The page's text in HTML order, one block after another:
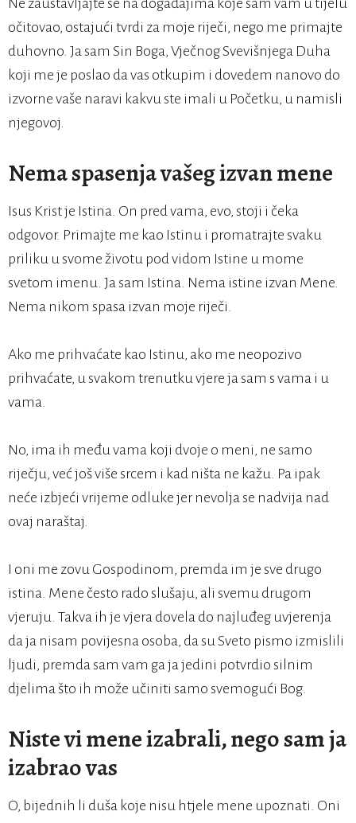
Ne zaustavljajte se na događajima koje sam vam u tijelu
očitovao, ostajući tvrdi za moje riječi, nego me primajte
duhovno. Ja sam Sin Boga, Vječnog Svevišnjega Duha
koji me je poslao da vas otkupim i dovedem nanovo do
izvorne vaše naravi kakvu ste imali u Početku, u namisli
njegovoj.
Nema spasenja vašeg izvan mene
Isus Krist je Istina. On pred vama, evo, stoji i čeka
odgovor. Primajte me kao Istinu i promatrajte svaku
priliku u svome životu pod vidom Istine u mome
svetom imenu. Ja sam Istina. Nema istine izvan Mene.
Nema nikom spasa izvan moje riječi.
Ako me prihvaćate kao Istinu, ako me neopozivo
prihvaćate, u svakom trenutku vjere ja sam s vama i u
vama.
No, ima ih među vama koji dvoje o meni, ne samo
riječju, već još više srcem i kad ništa ne kažu. Pa ipak
neće izbjeći vrijeme odluke jer nevolja se nadvija nad
ovaj naraštaj.
I oni me zovu Gospodinom, premda im je sve drugo
istina. Mene često rado slušaju, ali svemu drugom
vjeruju. Takva ih je vjera dovela do najluđeg uvjerenja
da ja nisam povijesna osoba, da su Sveto pismo izmislili
ljudi, premda sam vam ga ja jedini potvrdio silnim
djelima što ih može učiniti samo svemogući Bog.
Niste vi mene izabrali, nego sam ja
izabrao vas
O, bijednih li duša koje nisu htjele mene upoznati. Oni